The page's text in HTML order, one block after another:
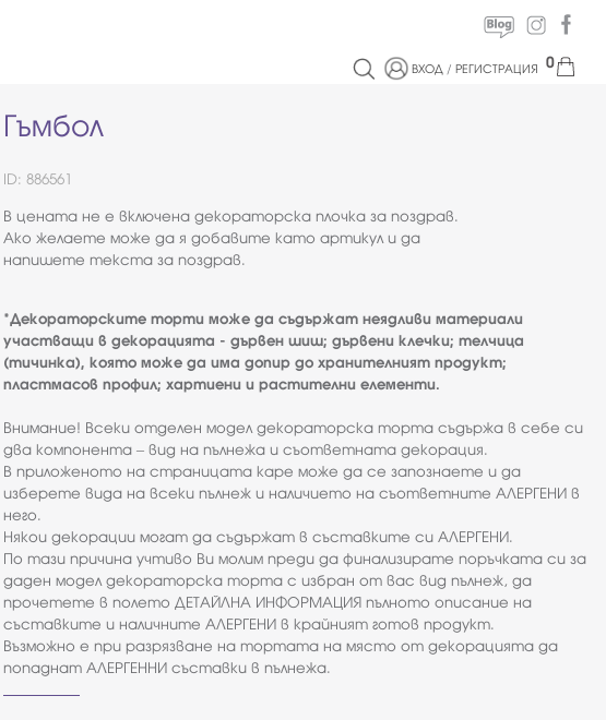
ВХОД /РЕГИСТРАЦИЯ 0
Гъмбол
ID: 886561
В цената не е включена декораторска плочка за поздрав.
Ако желаете може да я добавите като артикул и да
напишете текста за поздрав.
*Декораторските торти може да съдържат неядливи материали
участващи в декорацията - дървен шиш; дървени клечки; телчица
(тичинка), която може да има допир до хранителният продукт;
пластмасов профил; хартиени и растителни елементи.
Внимание! Всеки отделен модел декораторска торта съдържа в себе си
два компонента – вид на пълнежа и съответната декорация.
В приложеното на страницата каре може да се запознаете и да
изберете вида на всеки пълнеж и наличието на съответните АЛЕРГЕНИ в
него.
Някои декорации могат да съдържат в съставките си АЛЕРГЕНИ.
По тази причина учтиво Ви молим преди да финализирате поръчката си за
даден модел декораторска торта с избран от вас вид пълнеж, да
прочетете в полето ДЕТАЙЛНА ИНФОРМАЦИЯ пълното описание на
съставките и наличните АЛЕРГЕНИ в крайният готов продукт.
Възможно е при разрязване на тортата на място от декорацията да
попаднат АЛЕРГЕННИ съставки в пълнежа.